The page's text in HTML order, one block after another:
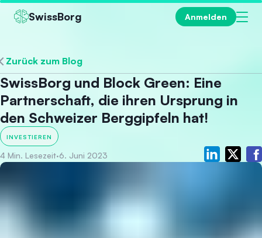
SwissBorg Anmelden
Zurück zum Blog
SwissBorg und Block Green: Eine
Partnerschaft, die ihren Ursprung in
den Schweizer Berggipfeln hat!
INVESTIEREN
4 Min. Lesezeit·6. Juni 2023